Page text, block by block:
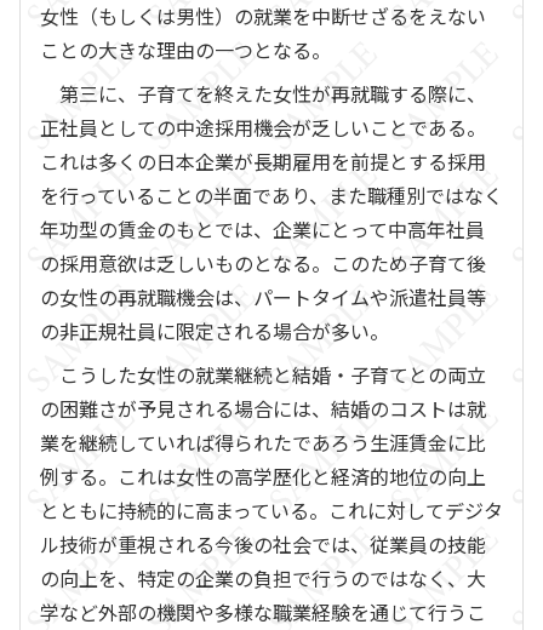
女性（もしくは男性）の就業を中断せざるをえない
ことの大きな理由の一つとなる。
第三に、子育てを終えた女性が再就職する際に、
正社員としての中途採用機会が乏しいことである。
これは多くの日本企業が長期雇用を前提とする採用
を行っていることの半面であり、また職種別ではなく
年功型の賃金のもとでは、企業にとって中高年社員
の採用意欲は乏しいものとなる。このため子育て後
の女性の再就職機会は、パートタイムや派遣社員等
の非正規社員に限定される場合が多い。
こうした女性の就業継続と結婚・子育てとの両立
の困難さが予見される場合には、結婚のコストは就
業を継続していれば得られたであろう生涯賃金に比
例する。これは女性の高学歴化と経済的地位の向上
とともに持続的に高まっている。これに対してデジタ
ル技術が重視される今後の社会では、従業員の技能
の向上を、特定の企業の負担で行うのではなく、大
学など外部の機関や多様な職業経験を通じて行うこ